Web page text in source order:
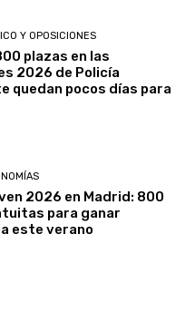
Y OPOSICIONES
plazas en las
2026 de Policía
quedan pocos días para
2026 en Madrid: 800
para ganar
este verano